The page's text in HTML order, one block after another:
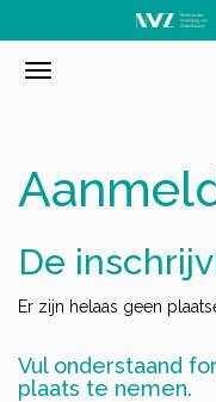
De
Er zijn helaas geen
Vul onderstaand
plaats te nemen.